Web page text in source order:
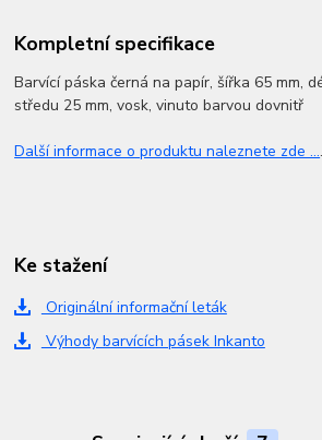
Kompletní specifikace
Barvící páska černá na papír, šířka 65 mm,
středu 25 mm, vosk, vinuto barvou dovnitř
Další informace o produktu naleznete zde ....
Ke stažení
Originální informační leták
Výhody barvících pásek Inkanto